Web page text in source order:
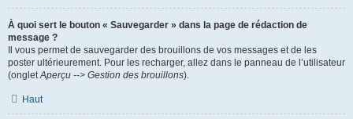
À quoi sert le bouton « Sauvegarder » dans la page de rédaction de
message ?
Il vous permet de sauvegarder des brouillons de vos messages et de les
poster ultérieurement. Pour les recharger, allez dans le panneau de l’utilisateur
(ongletAperçu --> Gestion des brouillons).
Haut